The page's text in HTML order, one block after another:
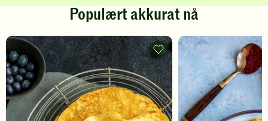
Populært akkurat nå
Pannekaker
-
legg
til
favoritter